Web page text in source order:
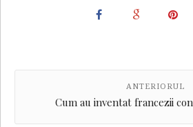
ANTERIORUL
Cum au inventat francezii